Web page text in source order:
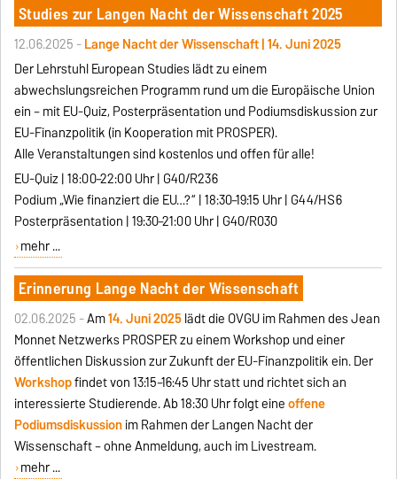
Studies zur Langen Nacht der Wissenschaft 2025
12.06.2025 -Lange Nacht der Wissenschaft | 14. Juni 2025
Der Lehrstuhl European Studies lädt zu einem
abwechslungsreichen Programm rund um die Europäische Union
ein – mit EU-Quiz, Posterpräsentation und Podiumsdiskussion zur
EU-Finanzpolitik (in Kooperation mit PROSPER).
Alle Veranstaltungen sind kostenlos und offen für alle!
EU-Quiz | 18:00–22:00 Uhr | G40/R236
Podium „Wie finanziert die EU…?“ | 18:30–19:15 Uhr | G44/HS6
Posterpräsentation | 19:30–21:00 Uhr | G40/R030
mehr ...
Erinnerung Lange Nacht der Wissenschaft
02.06.2025 -Am14. Juni 2025lädt die OVGU im Rahmen des Jean
Monnet Netzwerks PROSPER zu einem Workshop und einer
öffentlichen Diskussion zur Zukunft der EU-Finanzpolitik ein. Der
Workshopfindet von 13:15–16:45 Uhr statt und richtet sich an
interessierte Studierende. Ab 18:30 Uhr folgt eineoffene
Podiumsdiskussionim Rahmen der Langen Nacht der
Wissenschaft – ohne Anmeldung, auch im Livestream.
mehr ...